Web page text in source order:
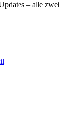
– alle zwei